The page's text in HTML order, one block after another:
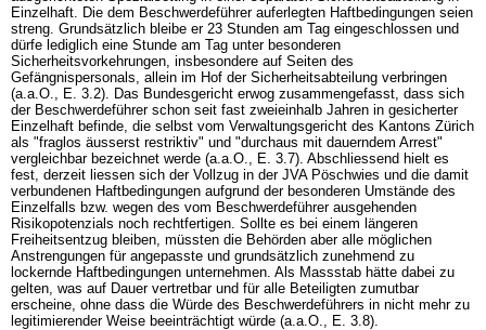
Einzelhaft. Die dem Beschwerdeführer auferlegten Haftbedingungen seien
streng. Grundsätzlich bleibe er 23 Stunden am Tag eingeschlossen und
dürfe lediglich eine Stunde am Tag unter besonderen
Sicherheitsvorkehrungen, insbesondere auf Seiten des
Gefängnispersonals, allein im Hof der Sicherheitsabteilung verbringen
(a.a.O., E. 3.2). Das Bundesgericht erwog zusammengefasst, dass sich
der Beschwerdeführer schon seit fast zweieinhalb Jahren in gesicherter
Einzelhaft befinde, die selbst vom Verwaltungsgericht des Kantons Zürich
als "fraglos äusserst restriktiv" und "durchaus mit dauerndem Arrest"
vergleichbar bezeichnet werde (a.a.O., E. 3.7). Abschliessend hielt es
fest, derzeit liessen sich der Vollzug in der JVA Pöschwies und die damit
verbundenen Haftbedingungen aufgrund der besonderen Umstände des
Einzelfalls bzw. wegen des vom Beschwerdeführer ausgehenden
Risikopotenzials noch rechtfertigen. Sollte es bei einem längeren
Freiheitsentzug bleiben, müssten die Behörden aber alle möglichen
Anstrengungen für angepasste und grundsätzlich zunehmend zu
lockernde Haftbedingungen unternehmen. Als Massstab hätte dabei zu
gelten, was auf Dauer vertretbar und für alle Beteiligten zumutbar
erscheine, ohne dass die Würde des Beschwerdeführers in nicht mehr zu
legitimierender Weise beeinträchtigt würde (a.a.O., E. 3.8).